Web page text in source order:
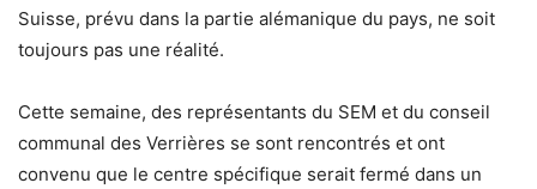
Suisse, prévu dans la partie alémanique du pays, ne soit
toujours pas une réalité.
Cette semaine, des représentants du SEM et du conseil
communal des Verrières se sont rencontrés et ont
convenu que le centre spécifique serait fermé dans un